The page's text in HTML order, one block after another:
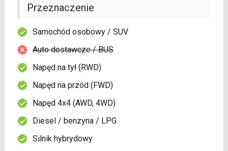
Przeznaczenie
Samochód osobowy / SUV
Auto dostawcze / BUS
Napęd na tył (RWD)
Napęd na przód (FWD)
Napęd 4x4 (AWD, 4WD)
Diesel / benzyna / LPG
Silnik hybrydowy